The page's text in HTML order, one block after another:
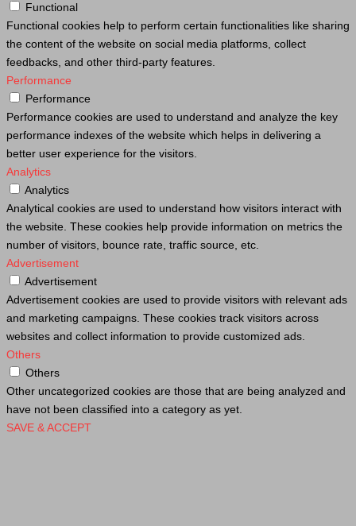
Functional
Functional cookies help to perform certain functionalities like sharing
the content of the website on social media platforms, collect
feedbacks, and other third-party features.
Performance
Performance
Performance cookies are used to understand and analyze the key
performance indexes of the website which helps in delivering a
better user experience for the visitors.
Analytics
Analytics
Analytical cookies are used to understand how visitors interact with
the website. These cookies help provide information on metrics the
number of visitors, bounce rate, traffic source, etc.
Advertisement
Advertisement
Advertisement cookies are used to provide visitors with relevant ads
and marketing campaigns. These cookies track visitors across
websites and collect information to provide customized ads.
Others
Others
Other uncategorized cookies are those that are being analyzed and
have not been classified into a category as yet.
SAVE & ACCEPT